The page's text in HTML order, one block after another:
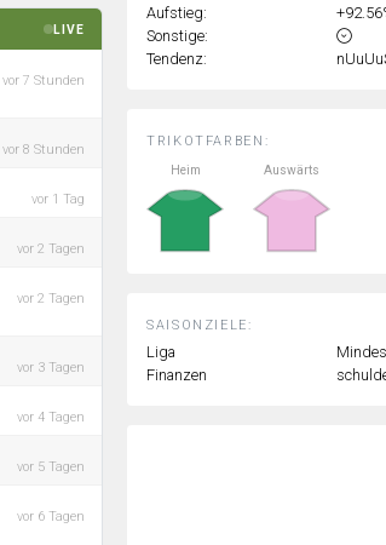
LIVE
vor 7 Stunden
vor 8 Stunden
vor 1 Tag
vor 2 Tagen
vor 2 Tagen
vor 3 Tagen
vor 4 Tagen
vor 5 Tagen
vor 6 Tagen
TRIKOTFARBEN:
Heim
Auswärts
SAISONZIELE:
Liga
Finanzen
Aufstieg:
Sonstige:
Tendenz: